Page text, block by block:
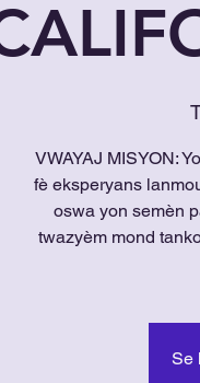
VWAYAJ MISYON:
fè eksperyans
oswa yon semèn
twazyèm mond
Se